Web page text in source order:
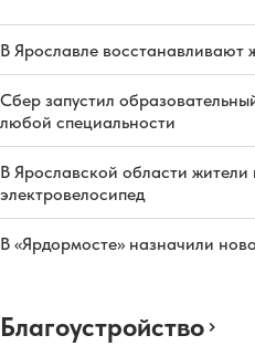
В Ярославле
Сбер запустил
любой специальности
В Ярославской области жители
электровелосипед
В «Ярдормосте» назначили
Благоустройство